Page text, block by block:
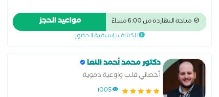
متاحة النهاردة من 6:00 مساءً مواعيد الحجز
الكشف باسبقية الحضور
دكتور محمد أحمد النعا
أخصائي قلب واوعية دموية
1005